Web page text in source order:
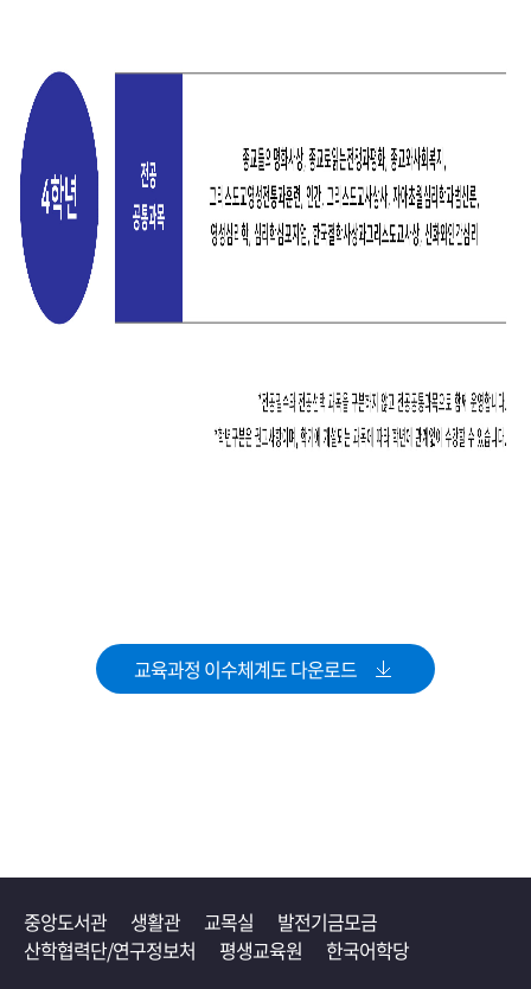
교육과정 이수체계도 다운로드
중앙도서관 생활관 교목실
발전기금모금
산학협력단/연구정보처
평생교육원 한국어학당